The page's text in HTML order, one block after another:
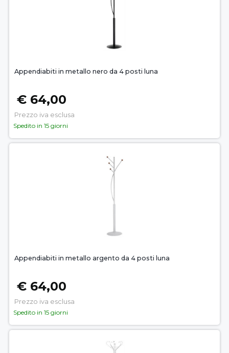
Appendiabiti in metallo nero da 4 posti luna
€ 64,00
Prezzo iva esclusa
Spedito in 15 giorni
Appendiabiti in metallo argento da 4 posti luna
€ 64,00
Prezzo iva esclusa
Spedito in 15 giorni